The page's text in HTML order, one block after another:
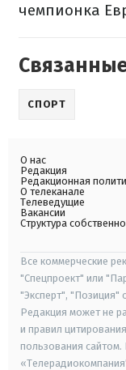
чемпионка
СПОРТ
О нас
Редакция
Редакционная
О телеканале
Телеведущие
Вакансии
Структура
Все коммерческие
"Спецпроект" или
"Эксперт", "Позиция"
Редакция может не
и правил
пользования